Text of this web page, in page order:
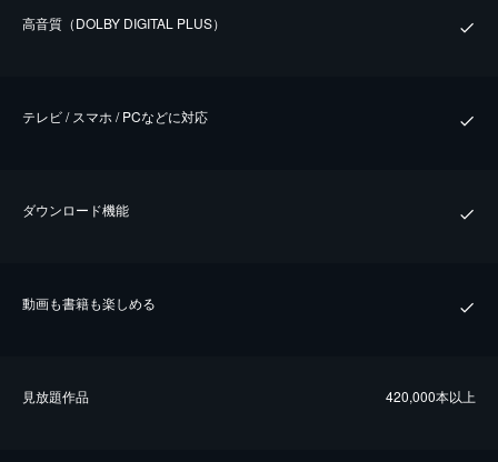
⾼⾳質（DOLBY DIGITAL PLUS）
テレビ / スマホ / PCなどに対応
ダウンロード機能
動画も書籍も楽しめる
⾒放題作品 420,000本以上